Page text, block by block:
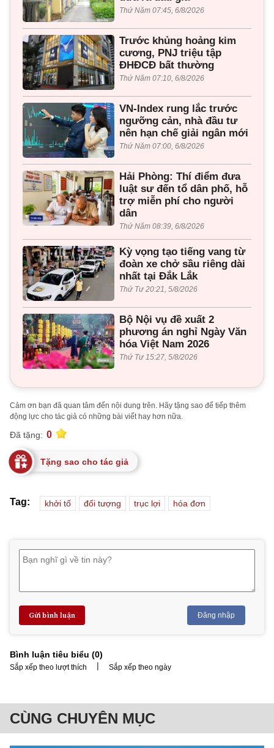
Thứ Năm 07:45, 6/8/2026
Trước khủng hoảng kim
cương, PNJ triệu tập
ĐHĐCĐ bất thường
Thứ Năm 07:10, 6/8/2026
VN-Index rung lắc trước
ngưỡng cản, nhà đầu tư
nên hạn chế giải ngân mới
Thứ Năm 07:00, 6/8/2026
Hải Phòng: Thí điểm đưa
luật sư đến tổ dân phố, hỗ
trợ miễn phí cho người
dân
Thứ Năm 08:39, 6/8/2026
Kỳ vọng tạo tiếng vang từ
đoàn xe chở sầu riêng dài
nhất tại Đắk Lắk
Thứ Tư 20:21, 5/8/2026
Bộ Nội vụ đề xuất 2
phương án nghỉ Ngày Văn
hóa Việt Nam 2026
Thứ Tư 15:27, 5/8/2026
Cảm ơn bạn đã quan tâm đến nội dung trên. Hãy tặng sao để tiếp thêm
động lực cho tác giả có những bài viết hay hơn nữa.
Đã tặng: 0
Tặng sao cho tác giả
Tag: khởi tố đối tượng trục lợi hóa đơn
Gửi bình luận Đăng nhập
Bình luận tiêu biểu (0)
Sắp xếp theo lượt thích | Sắp xếp theo ngày
CÙNG CHUYÊN MỤC